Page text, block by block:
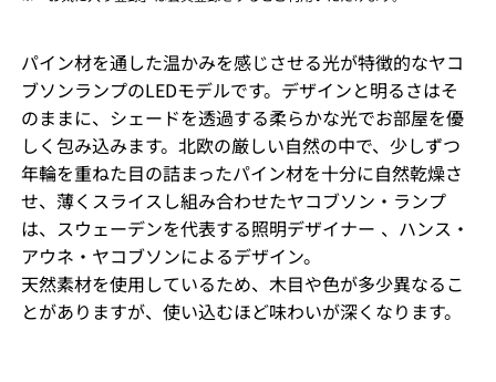
パイン材を通した温かみを感じさせる光が特徴的なヤコ
ブソンランプのLEDモデルです。デザインと明るさはそ
のままに、シェードを透過する柔らかな光でお部屋を優
しく包み込みます。北欧の厳しい自然の中で、少しずつ
年輪を重ねた目の詰まったパイン材を十分に自然乾燥さ
せ、薄くスライスし組み合わせたヤコブソン・ランプ
は、スウェーデンを代表する照明デザイナー 、ハンス・
アウネ・ヤコブソンによるデザイン。
天然素材を使用しているため、木目や色が多少異なるこ
とがありますが、使い込むほど味わいが深くなります。